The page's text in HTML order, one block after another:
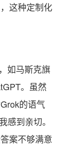
这种定制化
如马斯克旗
。虽然
的语气
感到亲切。
案不够满意